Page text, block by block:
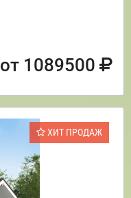
от 1089500
ХИТ ПРОДАЖ